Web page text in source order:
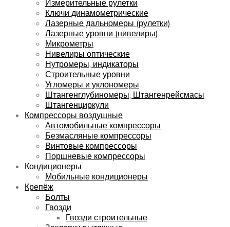
Измерительные рулетки
Ключи динамометрические
Лазерные дальномеры (рулетки)
Лазерные уровни (нивелиры)
Микрометры
Нивелиры оптические
Нутромеры, индикаторы
Строительные уровни
Угломеры и уклономеры
Штангенглубиномеры, Штангенрейсмасы
Штангенциркули
Компрессоры воздушные
Автомобильные компрессоры
Безмасляные компрессоры
Винтовые компрессоры
Поршневые компрессоры
Кондиционеры
Мобильные кондиционеры
Крепёж
Болты
Гвозди
Гвозди строительные